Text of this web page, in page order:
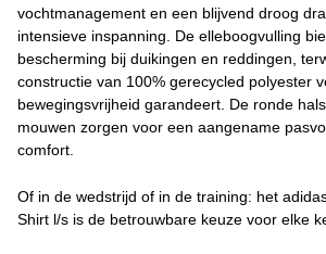
vochtmanagement en een blijvend droog
intensieve inspanning. De elleboogvulling
bescherming bij duikingen en reddingen,
constructie van 100% gerecycled polyester
bewegingsvrijheid garandeert. De ronde
mouwen zorgen voor een aangename
comfort.
Of in de wedstrijd of in de training: het
Shirt l/s is de betrouwbare keuze voor elke